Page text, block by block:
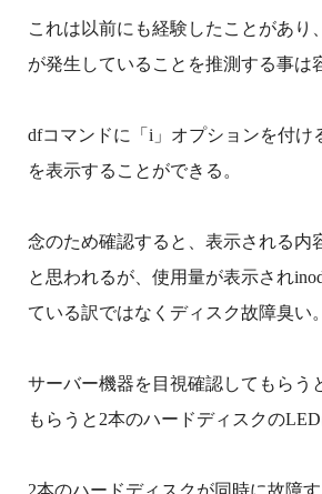
これは以前にも経験したことがあり
が発生していることを推測する事は
dfコマンドに「i」オプションを付け
を表示することができる。
念のため確認すると、表示される内
と思われるが、使用量が表示され
ている訳ではなくディスク故障臭い。
サーバー機器を目視確認してもらう
もらうと2本のハードディスクのLED
2本のハードディスクが同時に故障